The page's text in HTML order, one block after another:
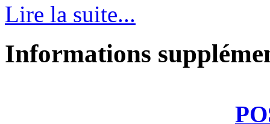
Lire la suite...
Informations